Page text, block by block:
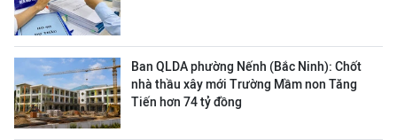
Ban QLDA phường Nếnh (Bắc Ninh): Chốt
nhà thầu xây mới Trường Mầm non Tăng
Tiến hơn 74 tỷ đồng